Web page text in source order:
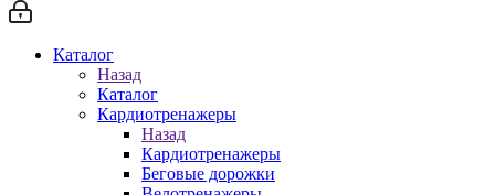
Каталог
Назад
Каталог
Кардиотренажеры
Назад
Кардиотренажеры
Беговые дорожки